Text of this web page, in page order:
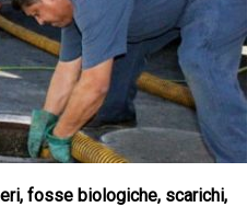
fosse biologiche, scarichi,